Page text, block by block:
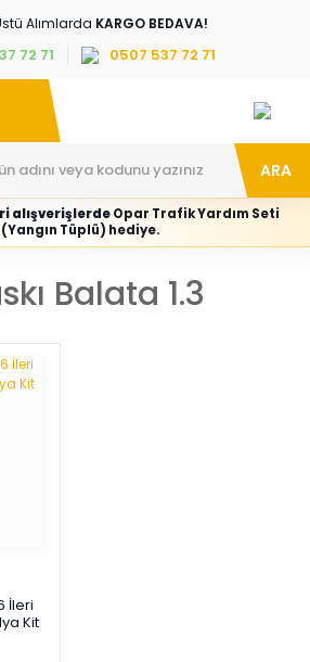
Alımlarda KARGO BEDAVA!
72 71 0507 537 72 71
ARA
alışverişlerdeOpar Trafik Yardım Seti
(Yangın Tüplü) hediye.
Balata 1.3
İleri
Kit